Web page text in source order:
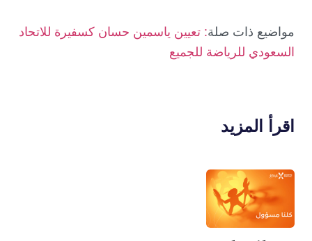
مواضيع ذات صلة: تعيين ياسمين حسان كسفيرة للاتحاد
السعودي للرياضة للجميع
اقرأ المزيد